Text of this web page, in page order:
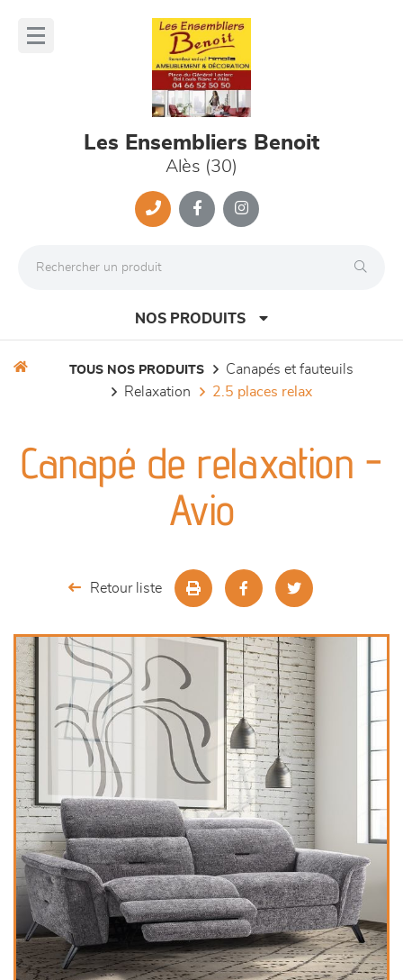
Les Ensembliers Benoit
Alès (30)
NOS PRODUITS
séjours
meubles de complément
décoration
TOUS NOS PRODUITS
canapés et fauteuils
relaxation
2.5 places relax
Canapé de relaxation -
Avio
Retour liste